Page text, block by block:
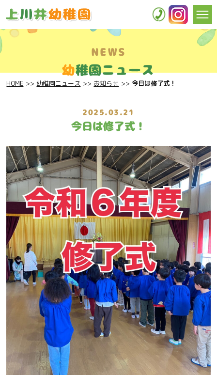
NEWS
幼稚園ニュース
HOME 幼稚園ニュース お知らせ 今日は修了式！
2025.03.21
今日は修了式！